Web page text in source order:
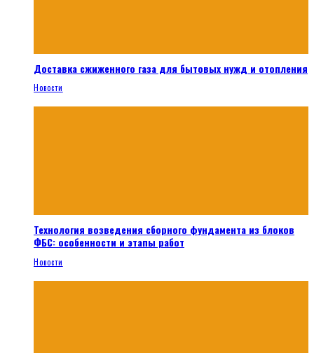
Доставка сжиженного газа для бытовых нужд и отопления
Новости
Технология возведения сборного фундамента из блоков
ФБС: особенности и этапы работ
Новости